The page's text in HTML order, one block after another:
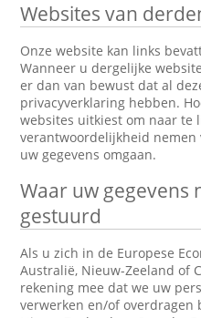
Websites van
Onze website kan links
Wanneer u dergelijke
er dan van bewust dat al
privacyverklaring hebben.
websites uitkiest om naar te
verantwoordelijkheid
uw gegevens omgaan.
Waar uw gegevens
gestuurd
Als u zich in de Europese
Australië, Nieuw-Zeeland of
rekening mee dat we uw
verwerken en/of overdragen